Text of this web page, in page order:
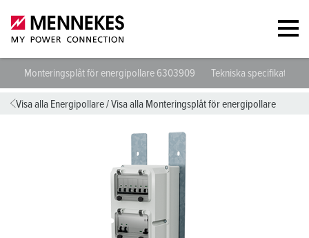
Monteringsplåt för energipollare 6303909 Tekniska specifikationer
Visa alla Energipollare/Visa alla Monteringsplåt för energipollare